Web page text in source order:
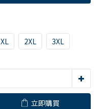
XL 2XL 3XL
立即購買